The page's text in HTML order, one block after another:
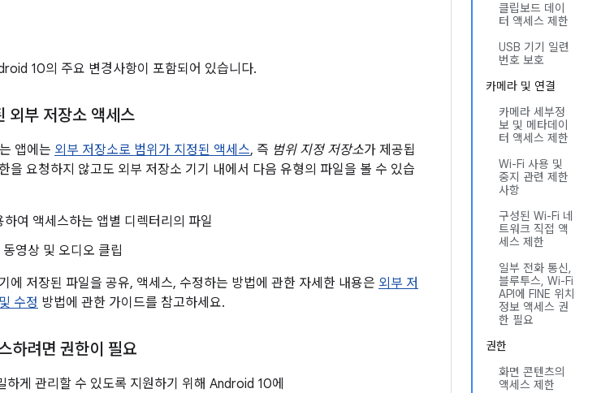
클립보드 데이
터 액세스 제한
USB 기기 일련
번호 보호
카메라 및 연결
카메라 세부정
보 및 메타데이
터 액세스 제한
Wi-Fi 사용 및
중지 관련 제한
사항
구성된 Wi-Fi 네
트워크 직접 액
세스 제한
일부 전화 통신,
블루투스, Wi-Fi
API에 FINE 위치
정보 액세스 권
한 필요
권한
화면 콘텐츠의
액세스 제한
10의 주요 변경사항이 포함되어 있습니다.
외부 저장소 액세스
앱에는 외부 저장소로 범위가 지정된 액세스, 즉 범위 지정 저장소가 제공됩
을 요청하지 않고도 외부 저장소 기기 내에서 다음 유형의 파일을 볼 수 있습
하여 액세스하는 앱별 디렉터리의 파일
영상 및 오디오 클립
에 저장된 파일을 공유, 액세스, 수정하는 방법에 관한 자세한 내용은 외부 저
수정 방법에 관한 가이드를 참고하세요.
하려면 권한이 필요
게 관리할 수 있도록 지원하기 위해 Android 10에